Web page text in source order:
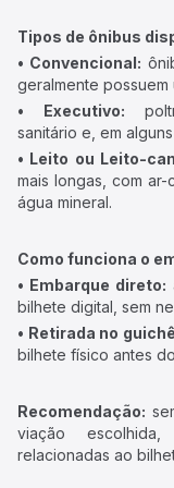
Tipos de ônibus
• Convencional:
geralmente possuem
• Executivo:
sanitário e, em
• Leito ou Leito-
mais longas, com
água mineral.
Como funciona o
• Embarque direto:
bilhete digital, sem
• Retirada no
bilhete físico antes
Recomendação:
viação
relacionadas ao